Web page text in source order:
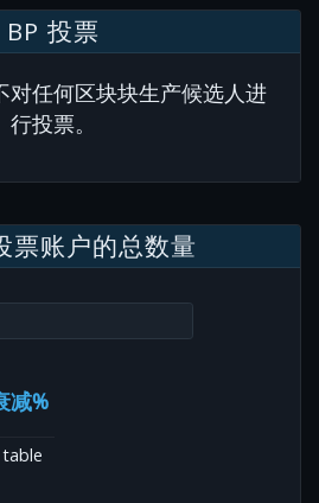
BP 投票
对任何区块块生产候选人进
行投票。
票账户的总数量
减%